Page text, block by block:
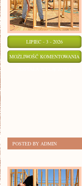
LIPIEC - 3 - 2026
MOŻLIWOŚĆ KOMENTOWANIA
POSTED BY ADMIN